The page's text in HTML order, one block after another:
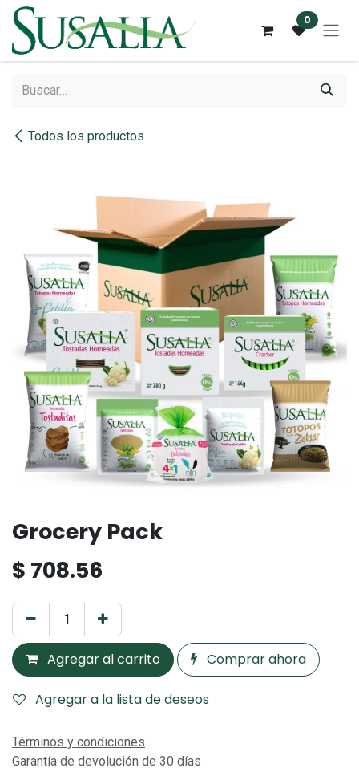
Ir al contenido
0
Todos los productos
Grocery Pack
$ 708.56
Agregar al carrito Comprar ahora
Agregar a la lista de deseos
Términos y condiciones
Garantía de devolución de 30 días